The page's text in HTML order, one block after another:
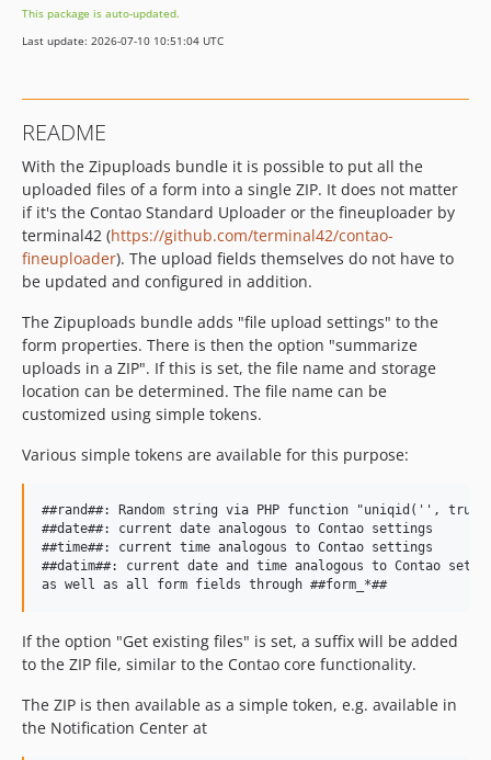
2.0.3
2.0.2
1.1.0
1.0.1
1.0.0
This package is auto-updated.
Last update: 2026-07-10 10:51:04 UTC
README
With the Zipuploads bundle it is possible to put all the
uploaded files of a form into a single ZIP. It does not matter
if it's the Contao Standard Uploader or the fineuploader by
terminal42 (https://github.com/terminal42/contao-
fineuploader). The upload fields themselves do not have to
be updated and configured in addition.
The Zipuploads bundle adds "file upload settings" to the
form properties. There is then the option "summarize
uploads in a ZIP". If this is set, the file name and storage
location can be determined. The file name can be
customized using simple tokens.
Various simple tokens are available for this purpose:
##rand##: Random string via PHP function "uniqid('',
##date##: current date analogous to Contao settings
##time##: current time analogous to Contao settings
##datim##: current date and time analogous to Contao
If the option "Get existing files" is set, a suffix will be added
to the ZIP file, similar to the Contao core functionality.
The ZIP is then available as a simple token, e.g. available in
the Notification Center at